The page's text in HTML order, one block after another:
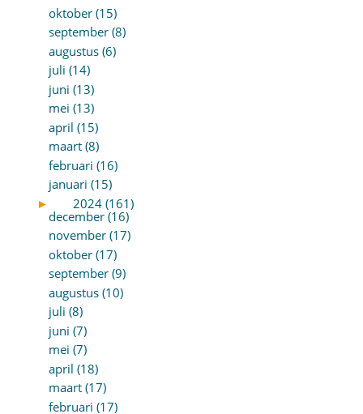
oktober (15)
september (8)
augustus (6)
juli (14)
juni (13)
mei (13)
april (15)
maart (8)
februari (16)
januari (15)
►
2024 (161)
december (16)
november (17)
oktober (17)
september (9)
augustus (10)
juli (8)
juni (7)
mei (7)
april (18)
maart (17)
februari (17)